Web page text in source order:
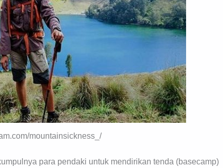
mountainsickness_/
para pendaki untuk mendirikan tenda (basecamp)